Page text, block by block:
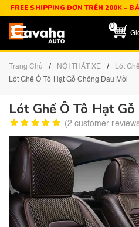
FREE SHIPPING ĐƠN TRÊN 200K -
0
Trang Chủ / NỘI THẤT XE / Lót
Lót Ghế Ô Tô Hạt Gỗ Chống Đau Mỏi
Lót Ghế Ô Tô Hạt
(2 customer